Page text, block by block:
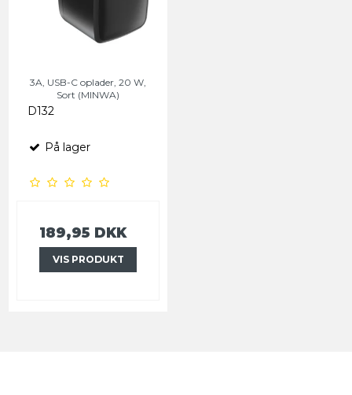
3A, USB-C oplader, 20 W,
Sort (MINWA)
D132
På lager
189,95 DKK
VIS PRODUKT